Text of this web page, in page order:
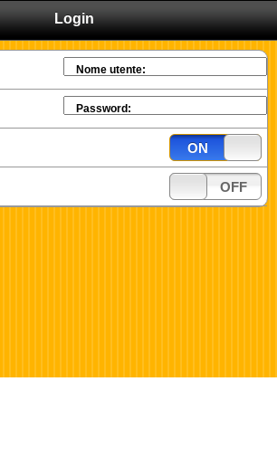
Login
Nome utente:
Password:
ON
OFF